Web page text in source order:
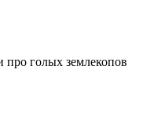
про голых землекопов